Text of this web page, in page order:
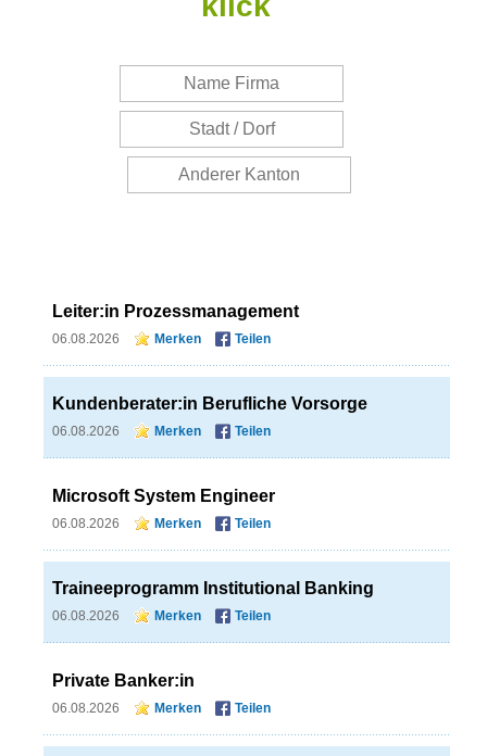
Leiter:in Prozessmanagement
06.08.2026 Merken Teilen
Kundenberater:in Berufliche Vorsorge
06.08.2026 Merken Teilen
Microsoft System Engineer
06.08.2026 Merken Teilen
Traineeprogramm Institutional Banking
06.08.2026 Merken Teilen
Private Banker:in
06.08.2026 Merken Teilen